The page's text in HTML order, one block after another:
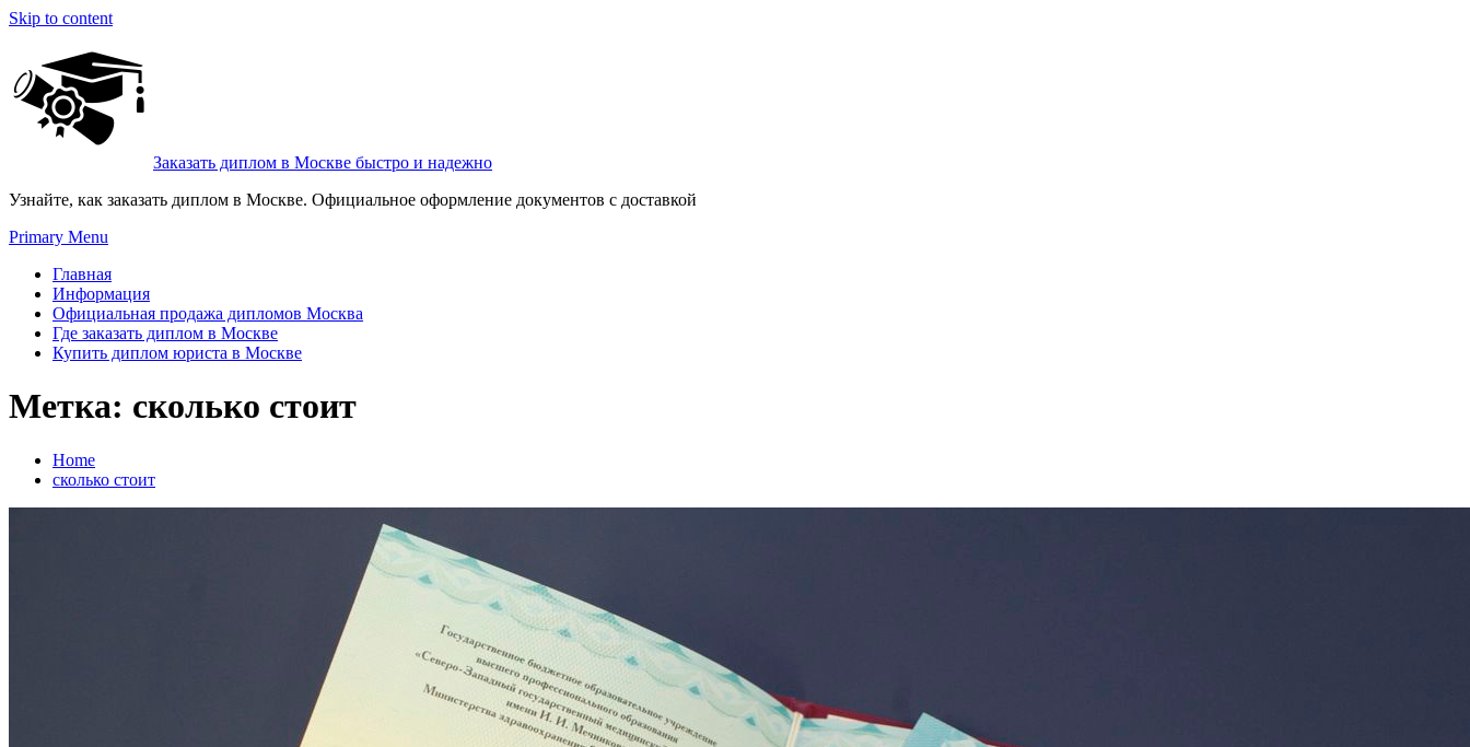
Skip to content
Заказать диплом в Москве быстро и надежно
Узнайте, как заказать диплом в Москве. Официальное оформление документов с доставкой
Primary Menu
Главная
Информация
Официальная продажа дипломов Москва
Где заказать диплом в Москве
Купить диплом юриста в Москве
Метка: сколько стоит
Home
сколько стоит